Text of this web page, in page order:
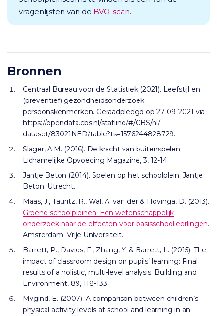
vragenlijsten van de BVO-scan.
Bronnen
Centraal Bureau voor de Statistiek (2021). Leefstijl en
(preventief) gezondheidsonderzoek;
persoonskenmerken. Geraadpleegd op 27-09-2021 via
https://opendata.cbs.nl/statline/#/CBS/nl/
dataset/83021NED/table?ts=1576244828729.
Slager, A.M. (2016). De kracht van buitenspelen.
Lichamelijke Opvoeding Magazine, 3, 12-14.
Jantje Beton (2014). Spelen op het schoolplein. Jantje
Beton: Utrecht.
Maas, J., Tauritz, R., Wal, A. van der & Hovinga, D. (2013).
Groene schoolpleinen; Een wetenschappelijk
onderzoek naar de effecten voor basisschoolleerlingen.
Amsterdam: Vrije Universiteit.
Barrett, P., Davies, F., Zhang, Y. & Barrett, L. (2015). The
impact of classroom design on pupils’ learning: Final
results of a holistic, multi-level analysis. Building and
Environment, 89, 118-133.
Mygind, E. (2007). A comparison between children’s
physical activity levels at school and learning in an